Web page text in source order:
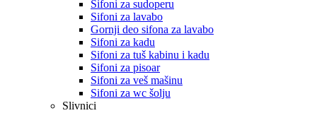
Sifoni za sudoperu
Sifoni za lavabo
Gornji deo sifona za lavabo
Sifoni za kadu
Sifoni za tuš kabinu i kadu
Sifoni za pisoar
Sifoni za veš mašinu
Sifoni za wc šolju
Slivnici